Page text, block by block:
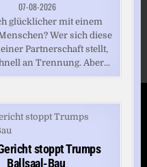
07-08-2026
glücklicher mit einem
Wer sich diese
Partnerschaft stellt,
an Trennung. Aber...
stoppt Trumps
Ballsaal-Bau